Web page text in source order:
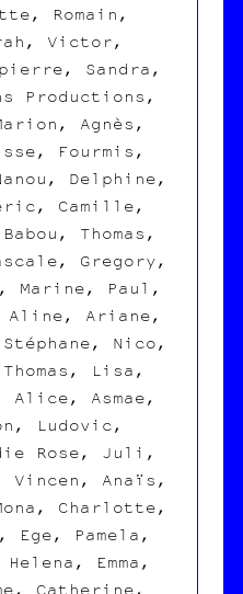
Romain,
Victor,
Sandra,
Productions,
Agnès,
Fourmis,
Delphine,
Camille,
Thomas,
Gregory,
Marine, Paul,
Aline, Ariane,
Nico,
Lisa,
Alice, Asmae,
Ludovic,
Rose, Juli,
Vincen, Anaïs,
Charlotte,
Ege, Pamela,
Emma,
Catherine,